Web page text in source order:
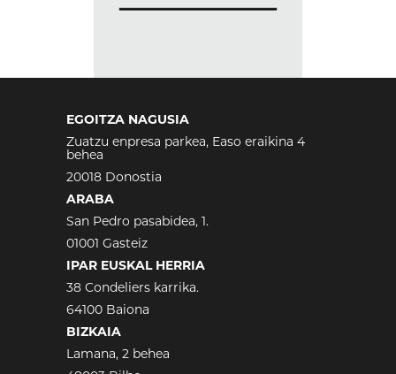
EGOITZA NAGUSIA
Zuatzu enpresa parkea, Easo eraikina 4
behea
20018 Donostia
ARABA
San Pedro pasabidea, 1.
01001 Gasteiz
IPAR EUSKAL HERRIA
38 Condeliers karrika.
64100 Baiona
BIZKAIA
Lamana, 2 behea